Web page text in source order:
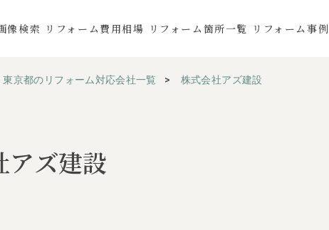
像検索 リフォーム費用相場 リフォーム箇所一覧 リフォーム事例
東京都のリフォーム対応会社一覧 株式会社アズ建設
アズ建設